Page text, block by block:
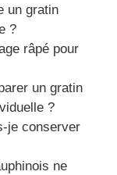
un gratin
?
râpé pour
un gratin
?
je conserver
ne